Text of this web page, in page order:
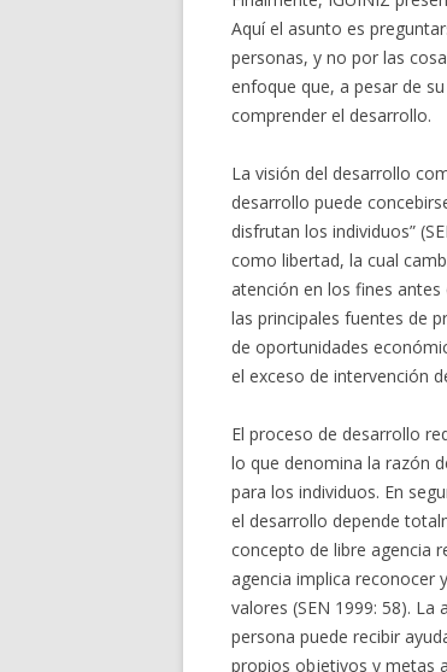
Aquí el asunto es
personas, y no por las
enfoque que, a pesar de
comprender el desarrollo.
La visión del desarrollo
desarrollo puede
disfrutan los individuos”
como libertad, la cual
atención en los fines
las principales fuentes de
de oportunidades
el exceso de intervención
El proceso de desarrollo
lo que denomina la razón
para los individuos. En
el desarrollo depende
concepto de libre agencia
agencia implica reconocer
valores (SEN 1999: 58). La
persona puede recibir
propios objetivos y metas